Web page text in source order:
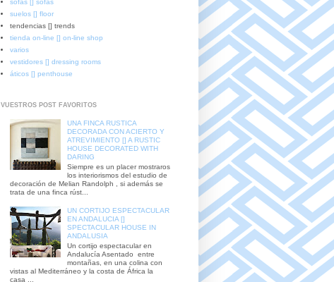
sofás [] sofas
suelos [] floor
tendencias [] trends
tienda on-line [] on-line shop
varios
vestidores [] dressing rooms
áticos [] penthouse
VUESTROS POST FAVORITOS
UNA FINCA RUSTICA
DECORADA CON ACIERTO Y
ATREVIMIENTO [] A RUSTIC
HOUSE DECORATED WITH
DARING
Siempre es un placer mostraros
los interiorismos del estudio de
decoración de Melian Randolph , si además se
trata de una finca rúst...
UN CORTIJO ESPECTACULAR
EN ANDALUCIA []
SPECTACULAR HOUSE IN
ANDALUSIA
Un cortijo espectacular en
Andalucía Asentado entre
montañas, en una colina con
vistas al Mediterráneo y la costa de África la
casa ...